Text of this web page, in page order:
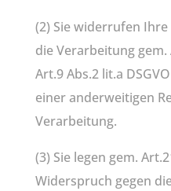
(2) Sie widerrufen
die Verarbeitung
Art.9 Abs.2 lit.a
einer anderweitigen
Verarbeitung.
(3) Sie legen gem.
Widerspruch gegen